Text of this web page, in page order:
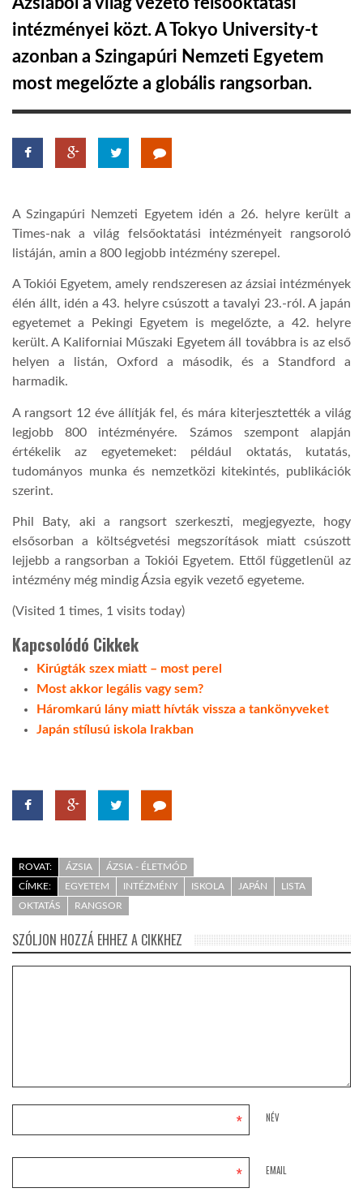
GLOBOTV BP
HÍR3D
TROPICALMAGAZIN
AFRIKA TUDÁSTÁR
A NAP SZÉPE
DOBRAVERO.HU
GLOBOBOOK
Ázsiából a világ vezető felsőoktatási
intézményei közt. A Tokyo University-t
azonban a Szingapúri Nemzeti Egyetem
most megelőzte a globális rangsorban.
A Szingapúri Nemzeti Egyetem idén a 26. helyre került a
Times-nak a világ felsőoktatási intézményeit rangsoroló
listáján, amin a 800 legjobb intézmény szerepel.
A Tokiói Egyetem, amely rendszeresen az ázsiai intézmények
élén állt, idén a 43. helyre csúszott a tavalyi 23.-ról. A japán
egyetemet a Pekingi Egyetem is megelőzte, a 42. helyre
került. A Kaliforniai Műszaki Egyetem áll továbbra is az első
helyen a listán, Oxford a második, és a Standford a
harmadik.
A rangsort 12 éve állítják fel, és mára kiterjesztették a világ
legjobb 800 intézményére. Számos szempont alapján
értékelik az egyetemeket: például oktatás, kutatás,
tudományos munka és nemzetközi kitekintés, publikációk
szerint.
Phil Baty, aki a rangsort szerkeszti, megjegyezte, hogy
elsősorban a költségvetési megszorítások miatt csúszott
lejjebb a rangsorban a Tokiói Egyetem. Ettől függetlenül az
intézmény még mindig Ázsia egyik vezető egyeteme.
(Visited 1 times, 1 visits today)
Kapcsolódó Cikkek
Kirúgták szex miatt – most perel
Most akkor legális vagy sem?
Háromkarú lány miatt hívták vissza a tankönyveket
Japán stílusú iskola Irakban
ROVAT: ÁZSIA
ÁZSIA - ÉLETMÓD
CÍMKE:
EGYETEM INTÉZMÉNY ISKOLA JAPÁN
LISTA
OKTATÁS
RANGSOR
SZÓLJON HOZZÁ EHHEZ A CIKKHEZ
NÉV
*
EMAIL
*